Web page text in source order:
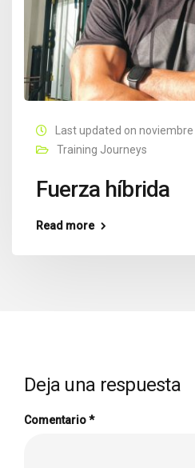
Last updated on
Training Journeys
Fuerza híbrida
Read more
Deja una respuesta
Comentario*